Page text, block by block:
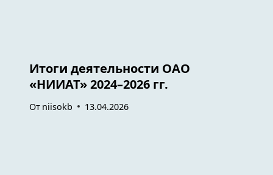
Итоги деятельности ОАО
«НИИАТ» 2024–2026 гг.
От niisokb 13.04.2026